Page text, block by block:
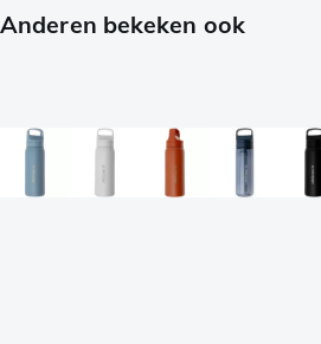
Anderen bekeken ook